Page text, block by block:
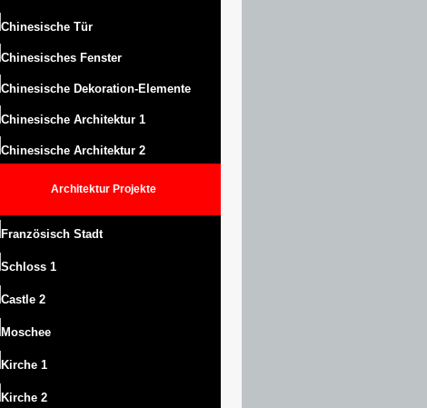
Chinesische Tür
Chinesisches Fenster
Chinesische Dekoration-Elemente
Chinesische Architektur 1
Chinesische Architektur 2
Architektur Projekte
Französisch Stadt
Schloss 1
Castle 2
Moschee
Kirche 1
Kirche 2